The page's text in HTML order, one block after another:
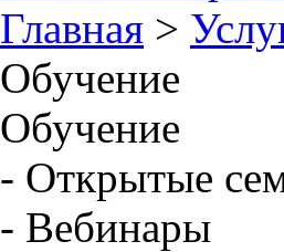
Главная >
Обучение
Обучение
- Открытые
- Вебинары